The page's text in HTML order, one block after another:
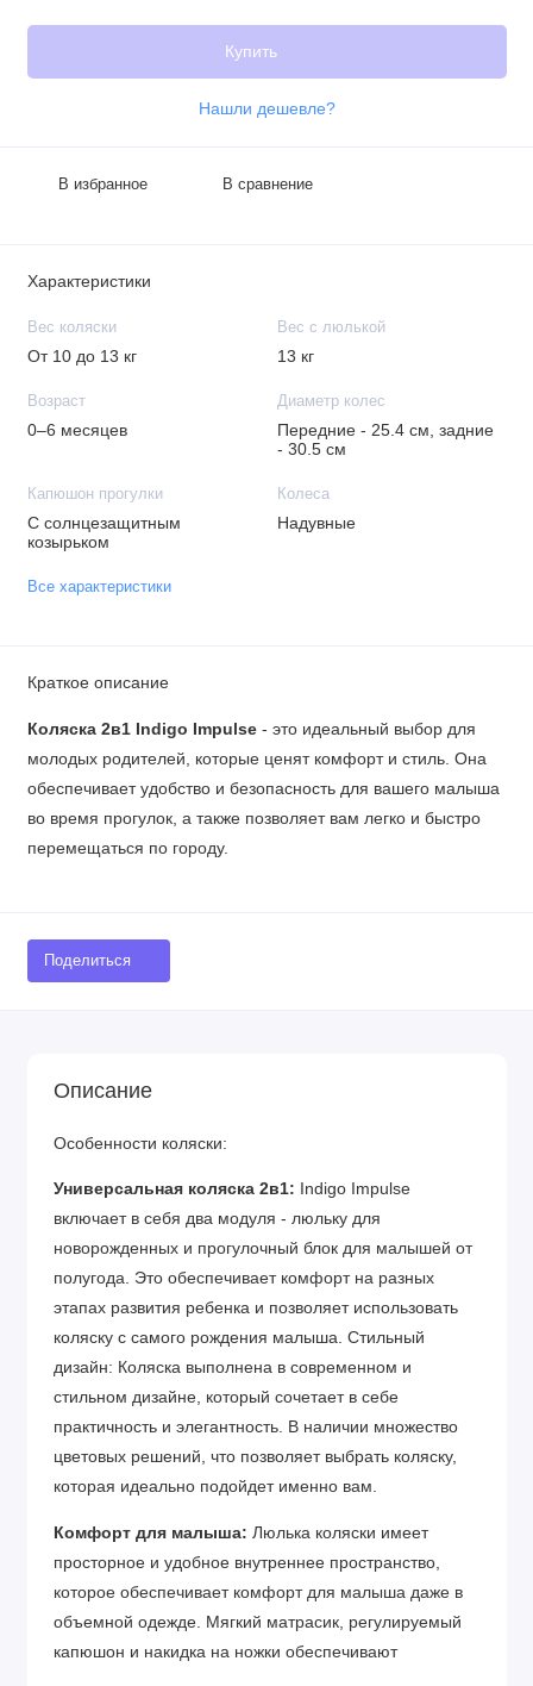
Купить
Нашли дешевле?
В избранное В сравнение
Характеристики
Вес коляски
От 10 до 13 кг
Вес с люлькой
13 кг
Возраст
0–6 месяцев
Диаметр колес
Передние - 25.4 см, задние
- 30.5 см
Капюшон прогулки
С солнцезащитным
козырьком
Колеса
Надувные
Все характеристики
Краткое описание
Коляска 2в1 Indigo Impulse - это идеальный выбор для
молодых родителей, которые ценят комфорт и стиль. Она
обеспечивает удобство и безопасность для вашего малыша
во время прогулок, а также позволяет вам легко и быстро
перемещаться по городу.
Поделиться
Описание
Особенности коляски:
Универсальная коляска 2в1: Indigo Impulse
включает в себя два модуля - люльку для
новорожденных и прогулочный блок для малышей от
полугода. Это обеспечивает комфорт на разных
этапах развития ребенка и позволяет использовать
коляску с самого рождения малыша. Стильный
дизайн: Коляска выполнена в современном и
стильном дизайне, который сочетает в себе
практичность и элегантность. В наличии множество
цветовых решений, что позволяет выбрать коляску,
которая идеально подойдет именно вам.
Комфорт для малыша: Люлька коляски имеет
просторное и удобное внутреннее пространство,
которое обеспечивает комфорт для малыша даже в
объемной одежде. Мягкий матрасик, регулируемый
капюшон и накидка на ножки обеспечивают